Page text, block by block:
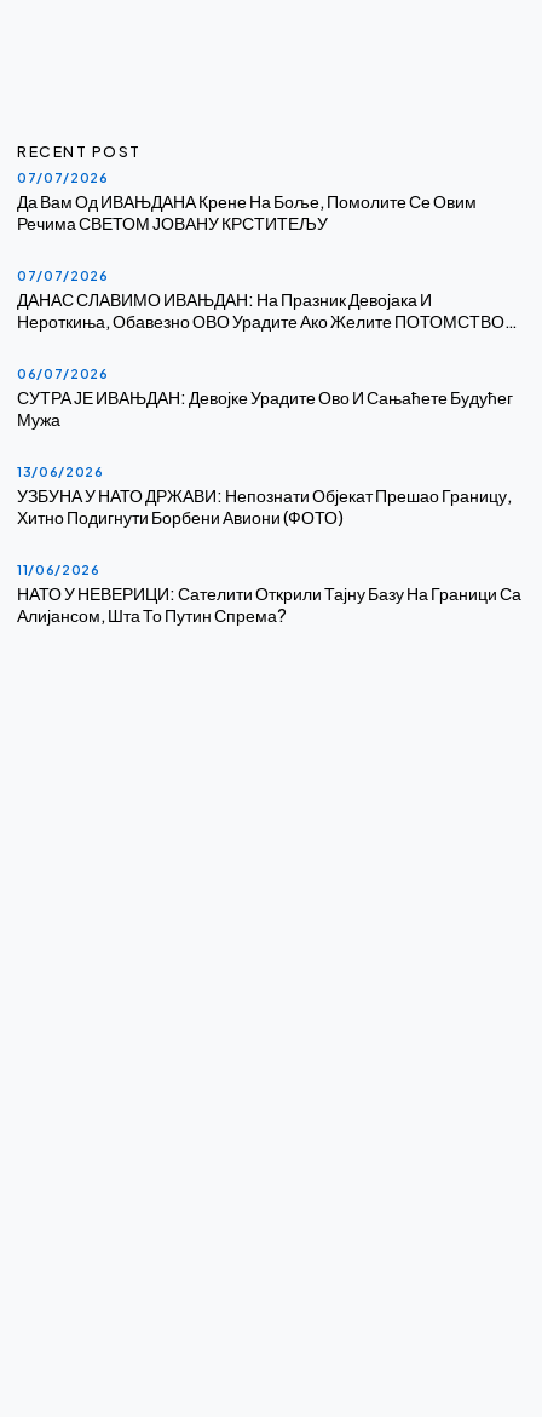
RECENT POST
07/07/2026
Да Вам Од ИВАЊДАНА Крене На Боље, Помолите Се Овим
Речима СВЕТОМ ЈОВАНУ КРСТИТЕЉУ
07/07/2026
ДАНАС СЛАВИМО ИВАЊДАН: На Празник Девојака И
Нероткиња, Обавезно ОВО Урадите Ако Желите ПОТОМСТВО…
06/07/2026
СУТРА ЈЕ ИВАЊДАН: Девојке Урадите Ово И Сањаћете Будућег
Мужа
13/06/2026
УЗБУНА У НАТО ДРЖАВИ: Непознати Објекат Прешао Границу,
Хитно Подигнути Борбени Авиони (ФОТО)
11/06/2026
НАТО У НЕВЕРИЦИ: Сателити Открили Тајну Базу На Граници Са
Алијансом, Шта То Путин Спрема?